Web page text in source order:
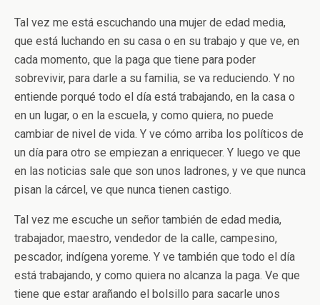
Tal vez me está escuchando una mujer de edad media,
que está luchando en su casa o en su trabajo y que ve, en
cada momento, que la paga que tiene para poder
sobrevivir, para darle a su familia, se va reduciendo. Y no
entiende porqué todo el día está trabajando, en la casa o
en un lugar, o en la escuela, y como quiera, no puede
cambiar de nivel de vida. Y ve cómo arriba los políticos de
un día para otro se empiezan a enriquecer. Y luego ve que
en las noticias sale que son unos ladrones, y ve que nunca
pisan la cárcel, ve que nunca tienen castigo.
Tal vez me escuche un señor también de edad media,
trabajador, maestro, vendedor de la calle, campesino,
pescador, indígena yoreme. Y ve también que todo el día
está trabajando, y como quiera no alcanza la paga. Ve que
tiene que estar arañando el bolsillo para sacarle unos